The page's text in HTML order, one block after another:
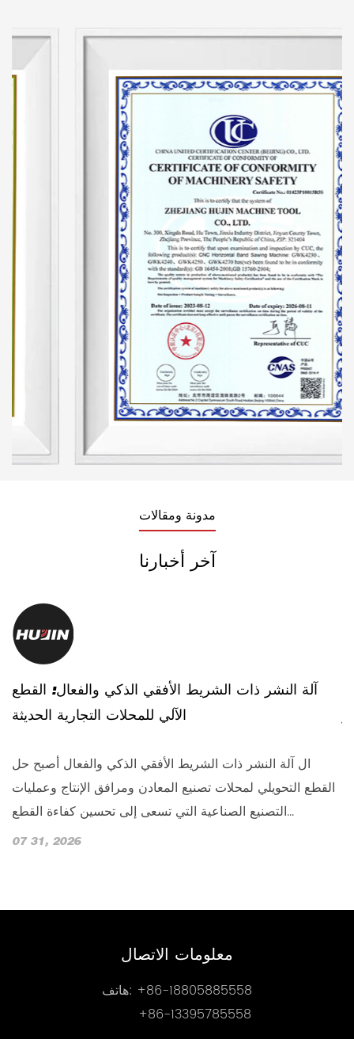
مدونة ومقالات
آخر أخبارنا
آلة النشر ذات الشريط الأفقي الذكي والفعال: القطع
الآلي للمحلات التجارية الحديثة
ال آلة النشر ذات الشريط الأفقي الذكي والفعال أصبح حل
القطع التحويلي لمحلات تصنيع المعادن ومرافق الإنتاج وعمليات
التصنيع الصناعية التي تسعى إلى تحسين كفاءة القطع...
07 31, 2026
معلومات الاتصال
هاتف: +86-18805885558
+86-13395785558